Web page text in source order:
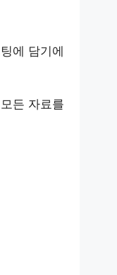
에 담기에
든 자료를